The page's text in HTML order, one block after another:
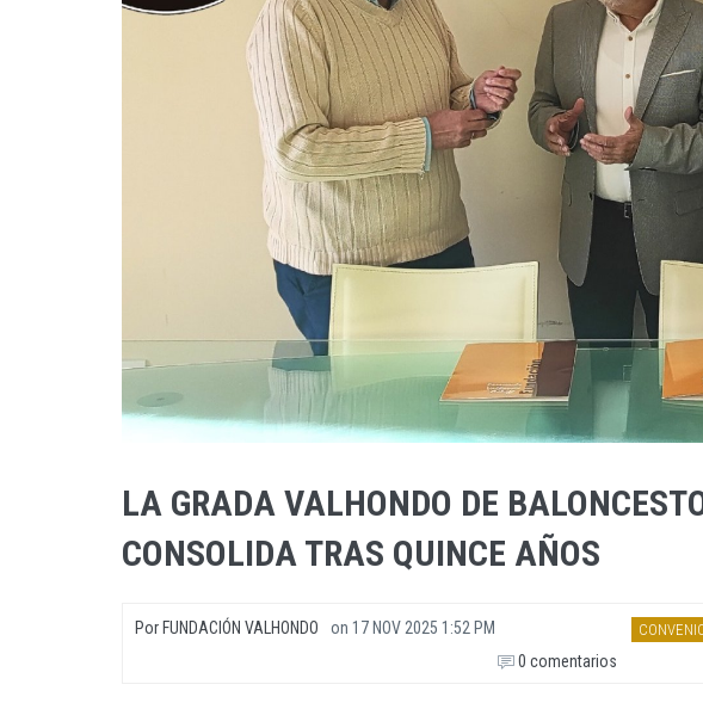
LA GRADA VALHONDO DE
CONSOLIDA TRAS QUINCE AÑOS
Por FUNDACIÓN VALHONDO on 17 NOV 2025 1:52 PM
0 comentarios